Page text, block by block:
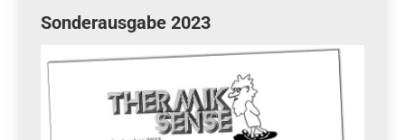
Sonderausgabe 2023